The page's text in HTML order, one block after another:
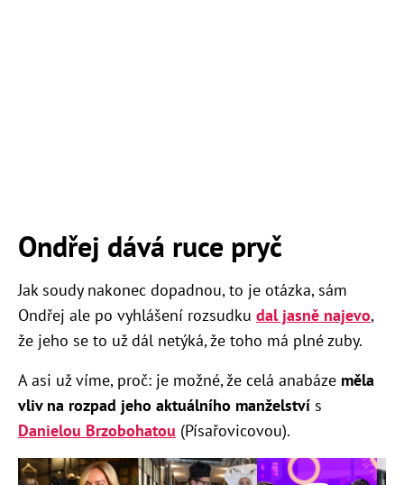
Ondřej dává ruce pryč
Jak soudy nakonec dopadnou, to je otázka, sám
Ondřej ale po vyhlášení rozsudku dal jasně najevo,
že jeho se to už dál netýká, že toho má plné zuby.
A asi už víme, proč: je možné, že celá anabáze měla
vliv na rozpad jeho aktuálního manželství s
Danielou Brzobohatou (Písařovicovou).